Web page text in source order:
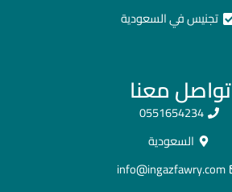
تجنيس في السعودية
تواصل معنا
0551654234
السعودية
info@ingazfawry.com